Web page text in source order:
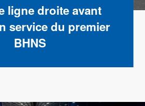
ligne droite avant
service du premier
BHNS